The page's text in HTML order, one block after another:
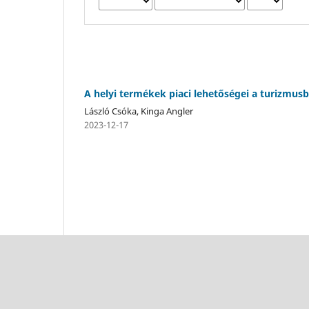
A helyi termékek piaci lehetőségei a
László Csóka, Kinga Angler
2023-12-17